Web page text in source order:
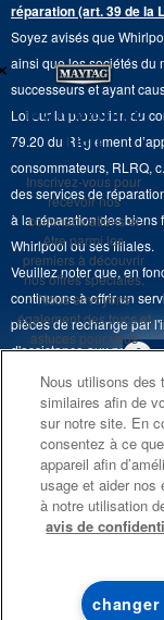
Aide sur les produits
Suivre ma commande
Services de livraison et
Retours et échanges
Accessibilité
Services d'abonnement
Résidents du Québec
Duos de Lessive
Hottes
Fours à micro-ondes
Monsieur Maytag
Carrières
Whirlpool et Corporation
Whirlpool au Canada
réparation (art. 39 de la
Soyez avisés que
ainsi que les sociétés du
successeurs et ayant
Loi sur la protection du
79.20 du Règlement
consommateurs, RLRQ,
des services de
à la réparation des biens
Whirlpool ou ses filiales.
Veuillez noter que, en
continuons à offrir un
pièces de rechange par
d'assistance aux
limitée du fabricant.
de nos différentes
appeler le 1-800-807-
Ce marchand en ligne
(Ontario) L5N 0B7. ®/TM
Communiquez avec nous
Ne manquez
rien
Inscrivez-vous pour
recevoir nos
communications et
être parmi les
premiers à découvrir
nos offres spéciales.
Nous envoyons
également des trucs et
astuces pour vous
aider à tirer le meilleur
parti de vos
électroménagers.
**Une fois que je
m’inscris, Whirlpool
Canada peut
communiquer avec moi,
spéciales, événements
exclusifs, marques,
produits et services.
4
PROMOTION DES
ENSEMBLES DE
ÉCONOMISEZ
à l’achat de
cuisine admissibles
MAGASINEZ
Nous utilisons des
similaires afin de
sur notre site. En
consentez à ce
appareil afin
usage et aider nos
à notre utilisation
avis de